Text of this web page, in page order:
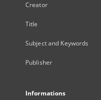
Creator
Title
Subject and Keywords
Publisher
Informations